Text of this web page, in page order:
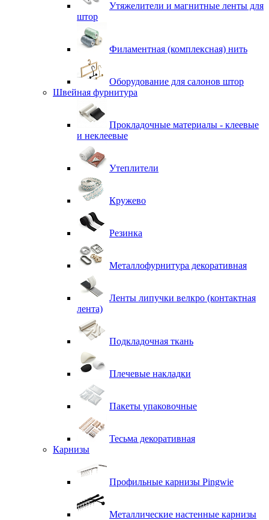
Утяжелители и магнитные ленты для
штор
Филаментная (комплексная) нить
Оборудование для салонов штор
Швейная фурнитура
Прокладочные материалы - клеевые
и неклеевые
Утеплители
Кружево
Резинка
Металлофурнитура декоративная
Ленты липучки велкро (контактная
лента)
Подкладочная ткань
Плечевые накладки
Пакеты упаковочные
Тесьма декоративная
Карнизы
Профильные карнизы Pingwie
Металлические настенные карнизы